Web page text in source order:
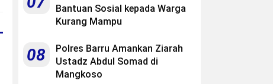
Bantuan Sosial kepada Warga
Kurang Mampu
08
Polres Barru Amankan Ziarah
Ustadz Abdul Somad di
Mangkoso